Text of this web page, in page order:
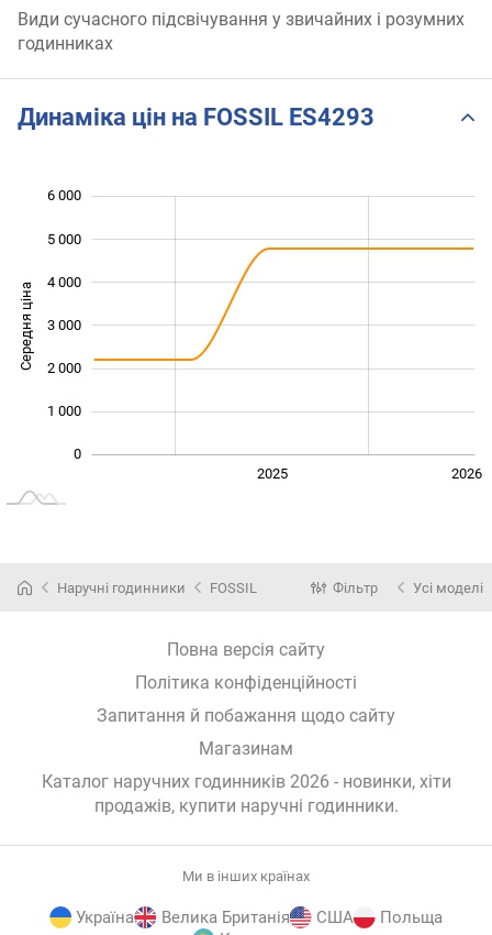
Види сучасного підсвічування у звичайних і розумних
годинниках
Динаміка цін на FOSSIL ES4293
Середня ціна 1 000
0
1 000
2 000
3 000
4 000
5 000
6 000
2025 2026
Наручні годинники FOSSIL Фільтр Усі моделі
Повна версія сайту
Політика конфіденційності
Запитання й побажання щодо сайту
Магазинам
Каталог наручних годинників 2026 - новинки, хіти
продажів, купити наручні годинники.
Ми в інших країнах
Україна Велика Британія США
Польща